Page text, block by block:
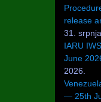
release
31.
IARU
June
2026.
— 25th